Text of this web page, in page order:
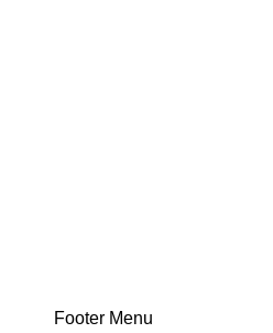
Footer Menu